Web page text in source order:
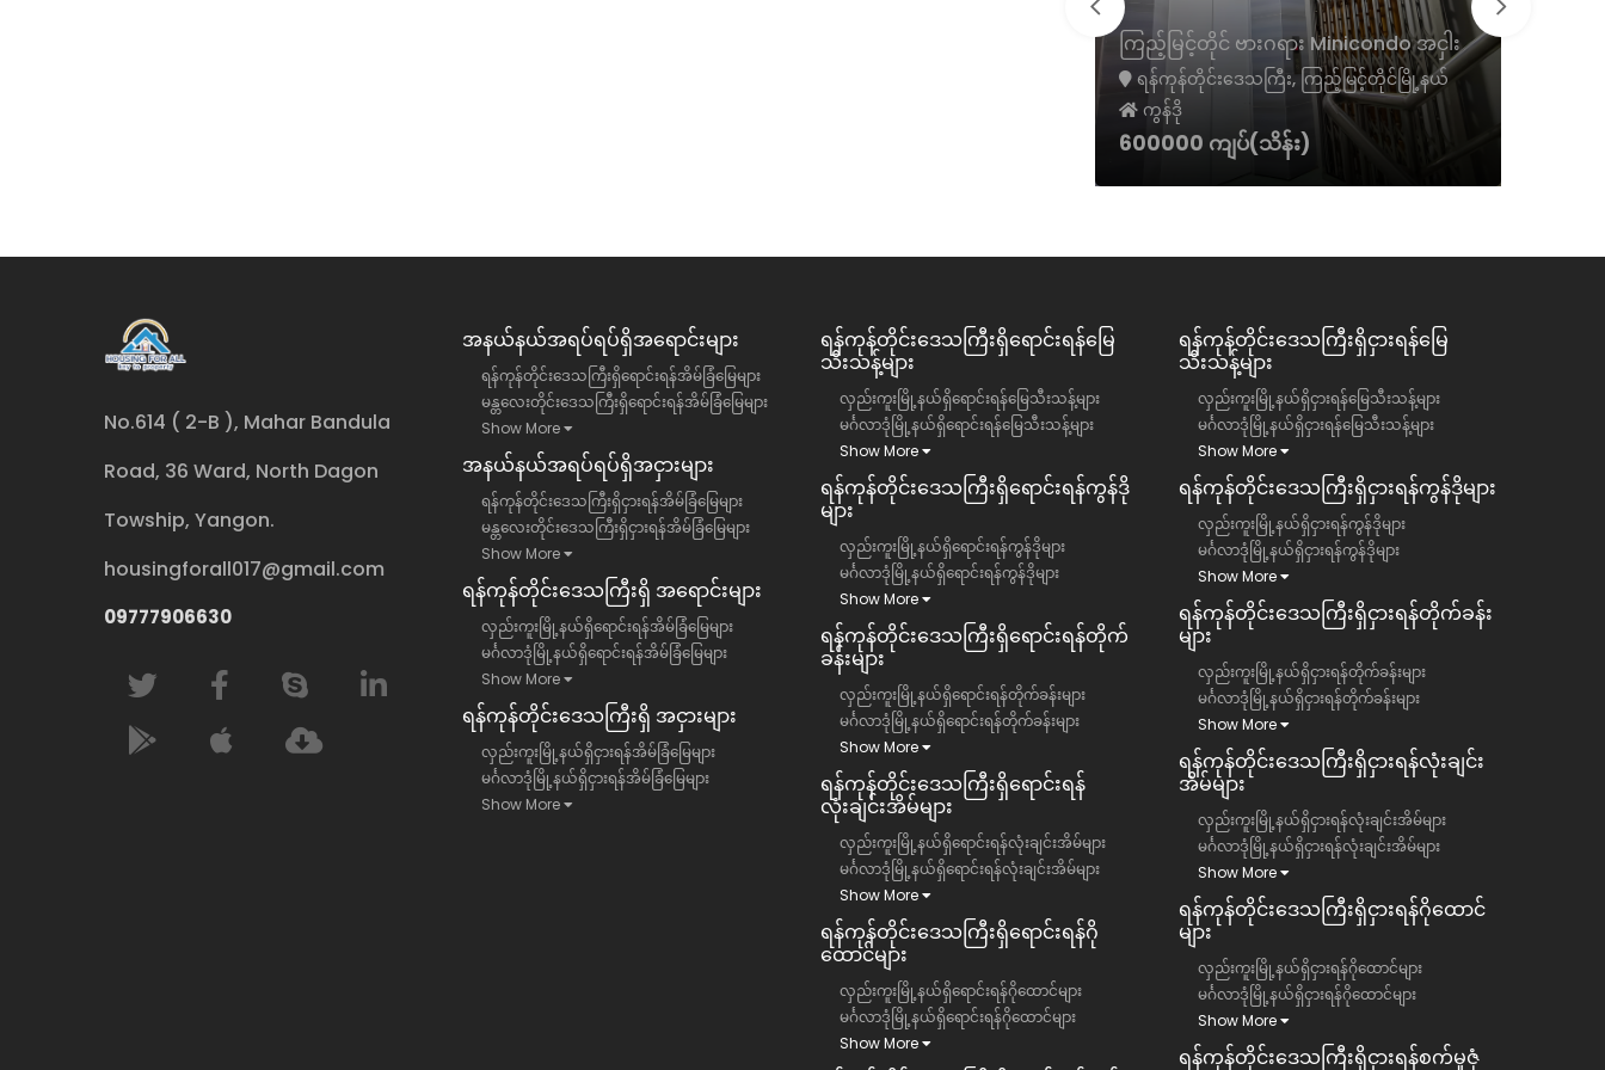
ကြည့်မြင့်တိုင် ဗားဂရား Minicondo အငှါး
ရန်ကုန်တိုင်းဒေသကြီး, ကြည့်မြင့်တိုင်မြို့နယ်
ကွန်ဒို
600000 ကျပ်(သိန်း)
No.614 ( 2-B ), Mahar Bandula
Road, 36 Ward, North Dagon
Towship, Yangon.
housingforall017@gmail.com
09777906630
အနယ်နယ်အရပ်ရပ်ရှိအရောင်းများ
ရန်ကုန်တိုင်းဒေသကြီးရှိရောင်းရန်အိမ်ခြံမြေများ
မန္တလေးတိုင်းဒေသကြီးရှိရောင်းရန်အိမ်ခြံမြေများ
Show More
အနယ်နယ်အရပ်ရပ်ရှိအငှားများ
ရန်ကုန်တိုင်းဒေသကြီးရှိငှားရန်အိမ်ခြံမြေများ
မန္တလေးတိုင်းဒေသကြီးရှိငှားရန်အိမ်ခြံမြေများ
Show More
ရန်​ကုန်တိုင်းဒေသကြီး​ရှိ အရောင်းများ
လှည်းကူးမြို့နယ်ရှိရောင်းရန်အိမ်ခြံမြေများ
မင်္ဂလာဒုံမြို့နယ်ရှိရောင်းရန်အိမ်ခြံမြေများ
Show More
ရန်​ကုန်တိုင်းဒေသကြီး​ရှိ အငှားများ
လှည်းကူးမြို့နယ်ရှိငှားရန်အိမ်ခြံမြေများ
မင်္ဂလာဒုံမြို့နယ်ရှိငှားရန်အိမ်ခြံမြေများ
Show More
ရန်ကုန်တိုင်းဒေသကြီး​ရှိရောင်းရန်မြေ
သီးသန့်များ
လှည်းကူးမြို့နယ်ရှိရောင်းရန်မြေသီးသန့်များ
မင်္ဂလာဒုံမြို့နယ်ရှိရောင်းရန်မြေသီးသန့်များ
Show More
ရန်ကုန်တိုင်းဒေသကြီး​ရှိရောင်းရန်ကွန်ဒို
များ
လှည်းကူးမြို့နယ်ရှိရောင်းရန်ကွန်ဒိုများ
မင်္ဂလာဒုံမြို့နယ်ရှိရောင်းရန်ကွန်ဒိုများ
Show More
ရန်ကုန်တိုင်းဒေသကြီး​ရှိရောင်းရန်တိုက်
ခန်းများ
လှည်းကူးမြို့နယ်ရှိရောင်းရန်တိုက်ခန်းများ
မင်္ဂလာဒုံမြို့နယ်ရှိရောင်းရန်တိုက်ခန်းများ
Show More
ရန်ကုန်တိုင်းဒေသကြီး​ရှိရောင်းရန်
လုံးချင်းအိမ်များ
လှည်းကူးမြို့နယ်ရှိရောင်းရန်လုံးချင်းအိမ်များ
မင်္ဂလာဒုံမြို့နယ်ရှိရောင်းရန်လုံးချင်းအိမ်များ
Show More
ရန်ကုန်တိုင်းဒေသကြီး​ရှိရောင်းရန်ဂို
ထောင်များ
လှည်းကူးမြို့နယ်ရှိရောင်းရန်ဂိုထောင်များ
မင်္ဂလာဒုံမြို့နယ်ရှိရောင်းရန်ဂိုထောင်များ
Show More
ရန်ကုန်တိုင်းဒေသကြီး​​ရှိငှားရန်မြေ
သီးသန့်များ
လှည်းကူးမြို့နယ်ရှိငှားရန်မြေသီးသန့်များ
မင်္ဂလာဒုံမြို့နယ်ရှိငှားရန်မြေသီးသန့်များ
Show More
ရန်ကုန်တိုင်းဒေသကြီး​​ရှိငှားရန်ကွန်ဒိုများ
လှည်းကူးမြို့နယ်ရှိငှားရန်ကွန်ဒိုများ
မင်္ဂလာဒုံမြို့နယ်ရှိငှားရန်ကွန်ဒိုများ
Show More
ရန်ကုန်တိုင်းဒေသကြီး​​ရှိငှားရန်တိုက်ခန်း
များ
လှည်းကူးမြို့နယ်ရှိငှားရန်တိုက်ခန်းများ
မင်္ဂလာဒုံမြို့နယ်ရှိငှားရန်တိုက်ခန်းများ
Show More
ရန်ကုန်တိုင်းဒေသကြီး​​ရှိငှားရန်လုံးချင်း
အိမ်များ
လှည်းကူးမြို့နယ်ရှိငှားရန်လုံးချင်းအိမ်များ
မင်္ဂလာဒုံမြို့နယ်ရှိငှားရန်လုံးချင်းအိမ်များ
Show More
ရန်ကုန်တိုင်းဒေသကြီး​​ရှိငှားရန်ဂိုထောင်
များ
လှည်းကူးမြို့နယ်ရှိငှားရန်ဂိုထောင်များ
မင်္ဂလာဒုံမြို့နယ်ရှိငှားရန်ဂိုထောင်များ
Show More
ရန်ကုန်တိုင်းဒေသကြီး​​ရှိငှားရန်စက်မှုဇုံ